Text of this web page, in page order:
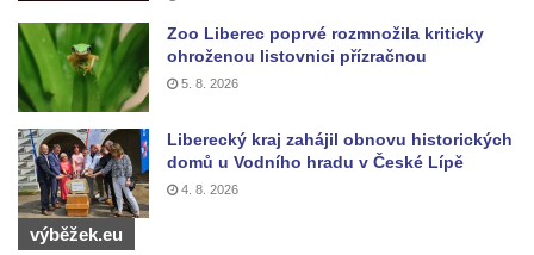
Základní škole Tyršova v Rumburku
Socha Nepokořený v parku Rumburské
vzpoury v Rumburku
Pamětní deska obětem holokaustu u
židovského hřbitova v Kovanicích
Pamětní deska legionářům na Obecním
úřadě v Kovanicích
Zoo Liberec poprvé rozmnožila kriticky
ohroženou listovnici přízračnou
5. 8. 2026
Liberecký kraj zahájil obnovu historických
domů u Vodního hradu v České Lípě
4. 8. 2026
výběžek.eu